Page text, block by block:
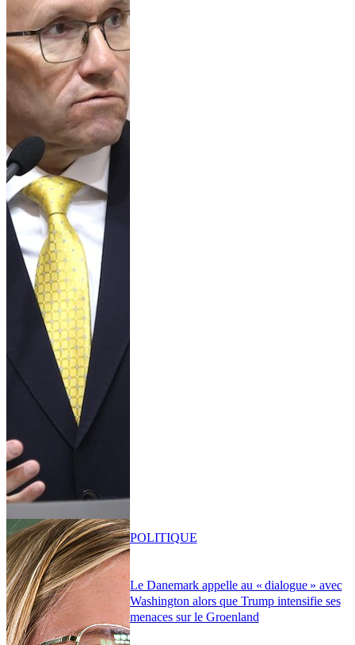
Le Danemark appelle au « dialogue » avec
Washington alors que Trump intensifie ses
menaces sur le Groenland
POLITIQUE